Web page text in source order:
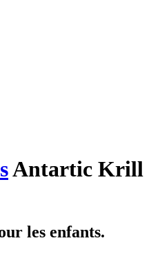
Antartic Krill
les enfants.